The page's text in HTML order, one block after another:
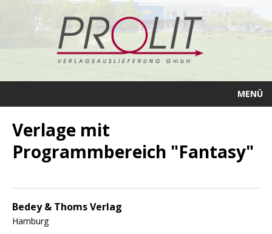
MENÜ
Verlage mit
Programmbereich "Fantasy"
Bedey & Thoms Verlag
Hamburg